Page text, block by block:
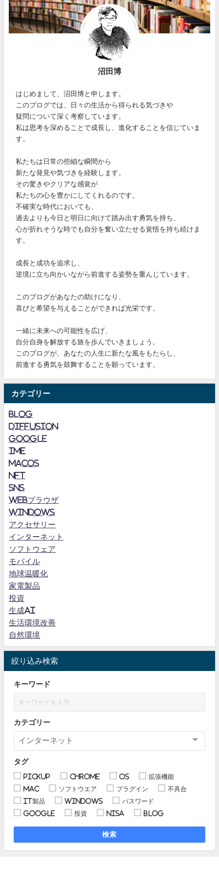
沼田博
はじめまして、沼田博と申します。
このブログでは、日々の生活から得られる気づきや
疑問について深く考察しています。
私は思考を深めることで成長し、進化することを信じていま
す。
私たちは日常の些細な瞬間から
新たな発見や気づきを経験します。
その驚きやクリアな感覚が
私たちの心を豊かにしてくれるのです。
不確実な時代においても、
過去よりも今日と明日に向けて踏み出す勇気を持ち、
心が折れそうな時でも自分を奮い立たせる覚悟を持ち続けま
す。
成長と成功を追求し、
逆境に立ち向かいながら前進する姿勢を重んじています。
このブログがあなたの助けになり、
喜びと希望を与えることができれば光栄です。
一緒に未来への可能性を広げ、
自分自身を解放する旅を歩んでいきましょう。
このブログが、あなたの人生に新たな風をもたらし、
前進する勇気を鼓舞することを願っています。
カテゴリー
blog
diffusion
Google
IME
MacOS
NFT
SNS
Webブラウザ
Windows
アクセサリー
インターネット
ソフトウェア
モバイル
地球温暖化
家電製品
投資
生成AI
生活環境改善
自然環境
絞り込み検索
キーワード
カテゴリー
タグ
pickup chrome OS
拡張機能
Mac
ソフトウエア プラグイン
不具合
IT製品
Windows
パスワード
Google
投資 NISA blog
検索